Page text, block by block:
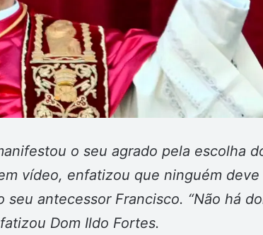
o seu agrado pela escolha
vídeo, enfatizou que ninguém deve
seu antecessor Francisco. “Não há
Dom Ildo Fortes.